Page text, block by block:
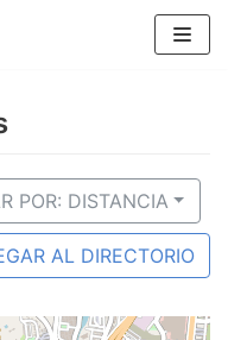
POR: DISTANCIA
AL DIRECTORIO